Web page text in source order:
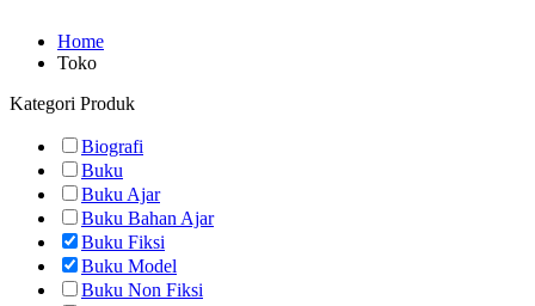
Home
Toko
Kategori Produk
Biografi
Buku
Buku Ajar
Buku Bahan Ajar
Buku Fiksi
Buku Model
Buku Non Fiksi